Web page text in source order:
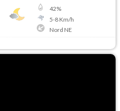
42%
5-8Km/h
Nord NE